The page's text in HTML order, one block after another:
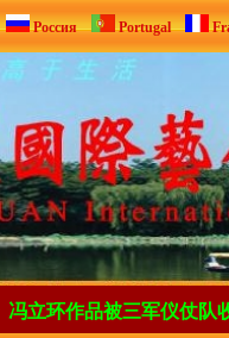
Россия Portugal
冯立环作品被三军仪仗队